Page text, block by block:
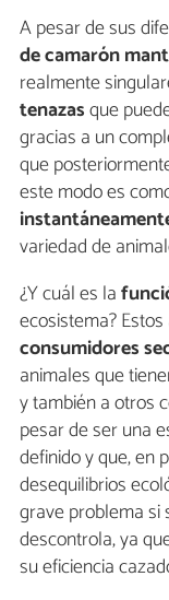
A pesar de sus
de camarón
realmente
tenazasque
gracias a un
que
este modo es
variedad de
¿Y cuál es la
ecosistema?
consumidores
animales que
y también a otros
pesar de ser una
definido y que, en
desequilibrios
grave problema si
descontrola, ya
su eficiencia